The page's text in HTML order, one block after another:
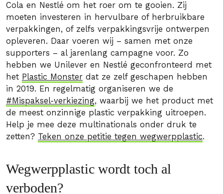
Cola en Nestlé om het roer om te gooien. Zij
moeten investeren in hervulbare of herbruikbare
verpakkingen, of zelfs verpakkingsvrije ontwerpen
opleveren. Daar voeren wij – samen met onze
supporters – al jarenlang campagne voor. Zo
hebben we Unilever en Nestlé geconfronteerd met
het Plastic Monster dat ze zelf geschapen hebben
in 2019. En regelmatig organiseren we de
#Mispaksel-verkiezing, waarbij we het product met
de meest onzinnige plastic verpakking uitroepen.
Help je mee deze multinationals onder druk te
zetten? Teken onze petitie tegen wegwerpplastic.
Wegwerpplastic wordt toch al
verboden?